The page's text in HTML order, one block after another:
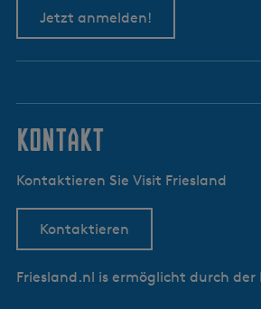
Jetzt anmelden!
kontakt
Kontaktieren Sie Visit Friesland
Kontaktieren
Friesland.nl is ermöglicht durch der